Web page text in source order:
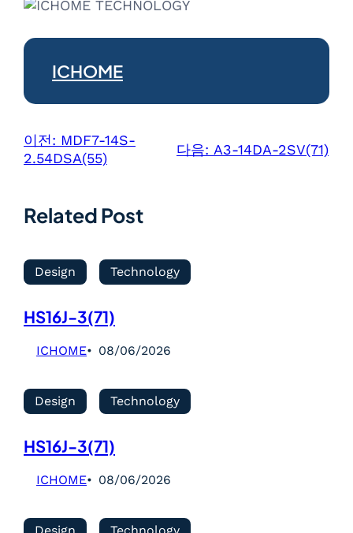
ICHOME
이전: MDF7-14S-
2.54DSA(55)
다음: A3-14DA-2SV(71)
Related Post
Design Technology
HS16J-3(71)
ICHOME 08/06/2026
Design Technology
HS16J-3(71)
ICHOME 08/06/2026